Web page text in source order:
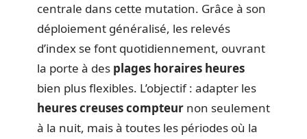
centrale dans cette mutation. Grâce à son
déploiement généralisé, les relevés
d’index se font quotidiennement, ouvrant
la porte à des plages horaires heures
bien plus flexibles. L’objectif : adapter les
heures creuses compteur non seulement
à la nuit, mais à toutes les périodes où la